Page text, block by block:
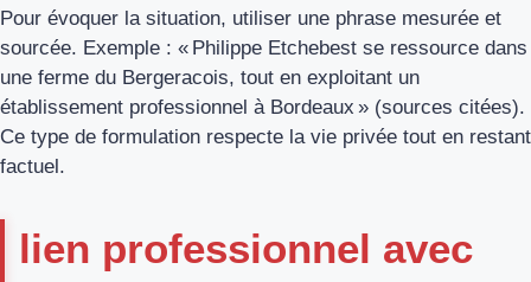
Pour évoquer la situation, utiliser une phrase mesurée et
sourcée. Exemple : « Philippe Etchebest se ressource dans
une ferme du Bergeracois, tout en exploitant un
établissement professionnel à Bordeaux » (sources citées).
Ce type de formulation respecte la vie privée tout en restant
factuel.
lien professionnel avec